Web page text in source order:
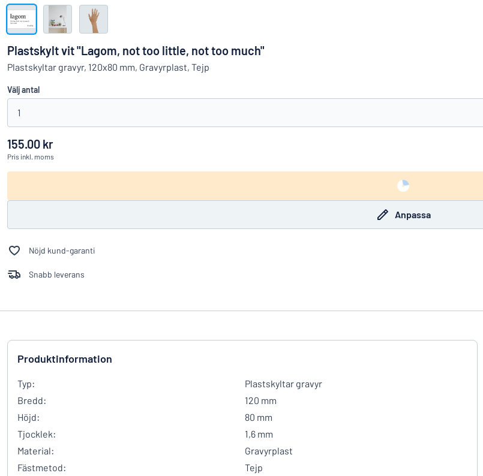
Visa alla kategorier
Logga
in
Kundservice
Privatperson
Plastskylt vit "Lagom, not too little, not too much"
Plastskyltar gravyr, 120x80 mm, Gravyrplast, Tejp
Välj antal
1
155.00 kr
Pris inkl. moms
Anpassa
Nöjd kund-garanti
Snabb leverans
Produktinformation
Typ:
Plastskyltar gravyr
Bredd:
120 mm
Höjd:
80 mm
Tjocklek:
1,6 mm
Material:
Gravyrplast
Fästmetod:
Tejp